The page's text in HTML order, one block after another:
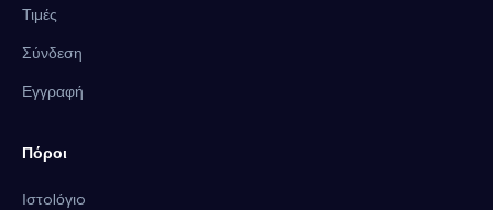
Τιμές
Σύνδεση
Εγγραφή
Πόροι
Ιστolόγιo